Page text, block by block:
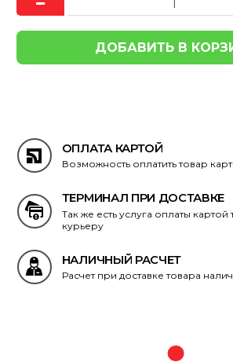
ОПЛАТА КАРТОЙ
Возможность оплатить товар
ТЕРМИНАЛ ПРИ ДОСТАВКЕ
Так же есть услуга оплаты
курьеру
НАЛИЧНЫЙ РАСЧЕТ
Расчет при доставке товара